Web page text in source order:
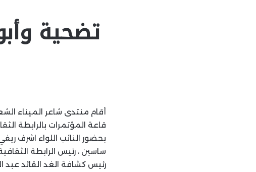
تضحية
أقام منتدى شاعر الميناء
قاعة المؤتمرات بالرابطة
بحضور النائب اللواء اشرف
ساسين ، رئيس الرابطة
رئيس كشافة الغد القائد عبد